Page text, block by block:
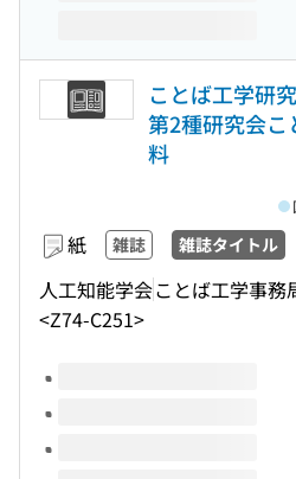
ことば工学研
第2種研究会こ
料
紙 雑誌 雑誌タイトル
人工知能学会ことば工学事務
<Z74-C251>
このタイトルの巻号